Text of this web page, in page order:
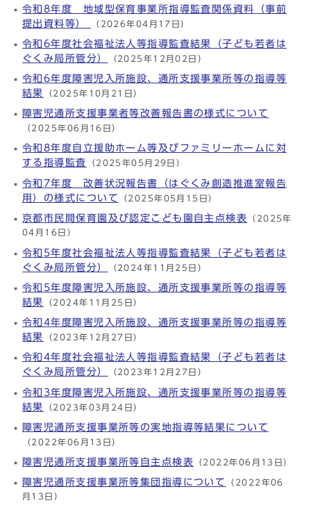
令和8年度 地域型保育事業所指導監査関係資料（事前
提出資料等）
（2026年04月17日）
令和6年度社会福祉法人等指導監査結果（子ども若者は
ぐくみ局所管分）
（2025年12月02日）
令和6年度障害児入所施設、通所支援事業所等の指導等
結果
（2025年10月21日）
障害児通所支援事業者等改善報告書の様式について
（2025年06月16日）
令和8年度自立援助ホーム等及びファミリーホームに対
する指導監査
（2025年05月29日）
令和7年度 改善状況報告書（はぐくみ創造推進室報告
用）の様式について
（2025年05月15日）
京都市民間保育園及び認定こども園自主点検表 （2025年
04月16日）
令和5年度社会福祉法人等指導監査結果（子ども若者は
ぐくみ局所管分）
（2024年11月25日）
令和5年度障害児入所施設、通所支援事業所等の指導等
結果
（2024年11月25日）
令和4年度障害児入所施設、通所支援事業所等の指導等
結果
（2023年12月27日）
令和4年度社会福祉法人等指導監査結果（子ども若者は
ぐくみ局所管分）
（2023年12月27日）
令和3年度障害児入所施設、通所支援事業所等の指導等
結果
（2023年03月24日）
障害児通所支援事業所等の実地指導等結果について
（2022年06月13日）
障害児通所支援事業所等自主点検表 （2022年06月13日）
障害児通所支援事業所等集団指導について （2022年06
月13日）